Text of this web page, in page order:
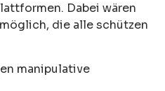
Dabei wären
die alle schützen
manipulative